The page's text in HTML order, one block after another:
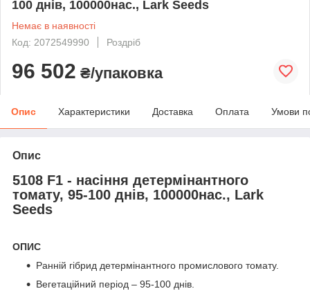
100 днів, 100000нас., Lark Seeds
Немає в наявності
Код: 2072549990
Роздріб
96 502 ₴/упаковка
Опис Характеристики Доставка Оплата Умови
Опис
5108 F1 - насіння детермінантного
томату, 95-100 днів, 100000нас., Lark
Seeds
ОПИС
Ранній гібрид детермінантного промислового томату.
Вегетаційний період – 95-100 днів.